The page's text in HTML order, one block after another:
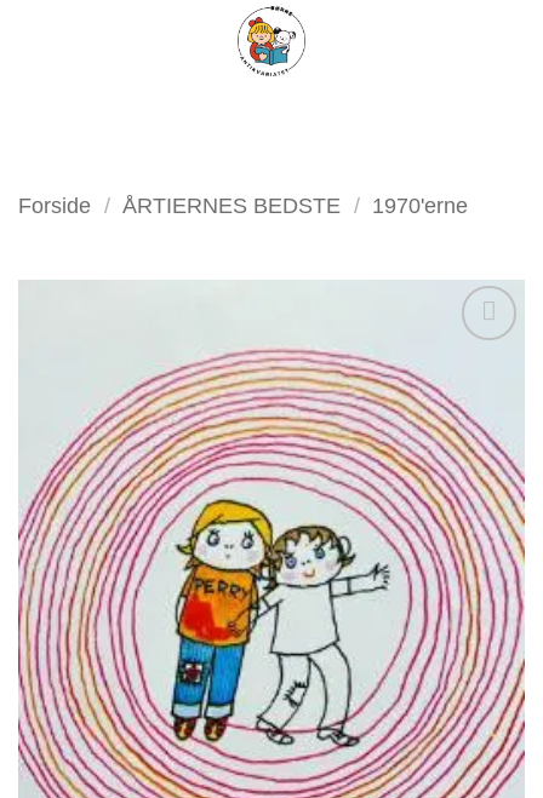
FILTER
Forside / ÅRTIERNES BEDSTE / 1970'erne
favorit